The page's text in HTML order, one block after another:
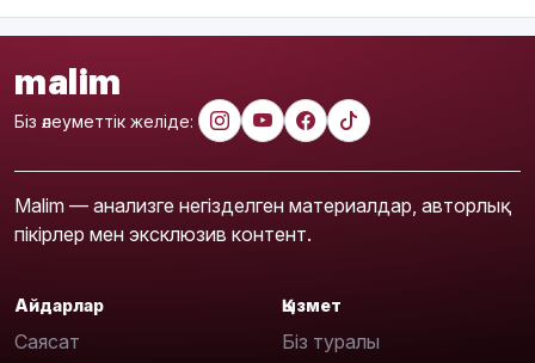
malim
Біз әлеуметтік желіде:
Malim — анализге негізделген материалдар, авторлық
пікірлер мен эксклюзив контент.
Айдарлар
Саясат
Қызмет
Біз туралы